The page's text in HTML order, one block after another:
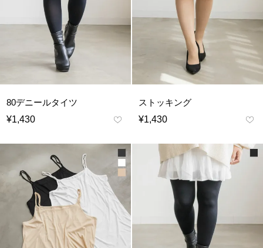
80デニールタイツ
¥1,430
ストッキング
¥1,430